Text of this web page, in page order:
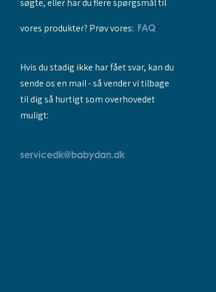
søgte, eller har du flere spørgsmål til
vores produkter? Prøv vores: FAQ
Hvis du stadig ikke har fået svar, kan du
sende os en mail - så vender vi tilbage
til dig så hurtigt som overhovedet
muligt:
servicedk@babydan.dk